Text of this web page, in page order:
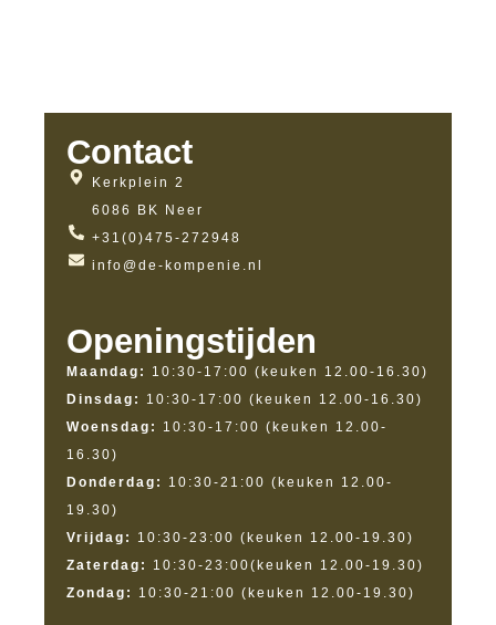
Contact
Kerkplein 2
6086 BK Neer
+31(0)475-272948
info@de-kompenie.nl
Openingstijden
Maandag:
10:30-17:00 (keuken 12.00-16.30)
Dinsdag:
10:30-17:00 (keuken 12.00-16.30)
Woensdag:
10:30-17:00 (keuken 12.00-
16.30)
Donderdag:
10:30-21:00 (keuken 12.00-
19.30)
Vrijdag:
10:30-23:00 (keuken 12.00-19.30)
Zaterdag:
10:30-23:00(keuken 12.00-19.30)
Zondag:
10:30-21:00 (keuken 12.00-19.30)